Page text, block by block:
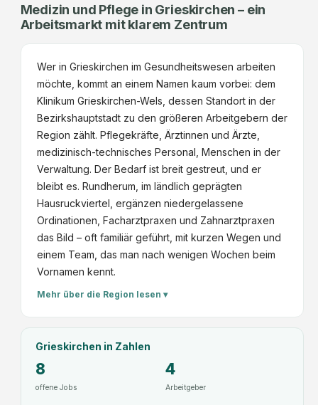
Medizin und Pflege in Grieskirchen – ein
Arbeitsmarkt mit klarem Zentrum
Wer in Grieskirchen im Gesundheitswesen arbeiten
möchte, kommt an einem Namen kaum vorbei: dem
Klinikum Grieskirchen-Wels, dessen Standort in der
Bezirkshauptstadt zu den größeren Arbeitgebern der
Region zählt. Pflegekräfte, Ärztinnen und Ärzte,
medizinisch-technisches Personal, Menschen in der
Verwaltung. Der Bedarf ist breit gestreut, und er
bleibt es. Rundherum, im ländlich geprägten
Hausruckviertel, ergänzen niedergelassene
Ordinationen, Facharztpraxen und Zahnarztpraxen
das Bild – oft familiär geführt, mit kurzen Wegen und
einem Team, das man nach wenigen Wochen beim
Vornamen kennt.
Mehr über die Region lesen ▾
Grieskirchen in Zahlen
8
offene Jobs
4
Arbeitgeber